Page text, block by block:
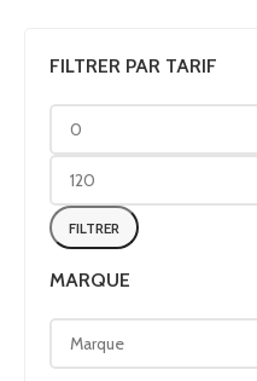
FILTRER PAR TARIF
FILTRER
MARQUE